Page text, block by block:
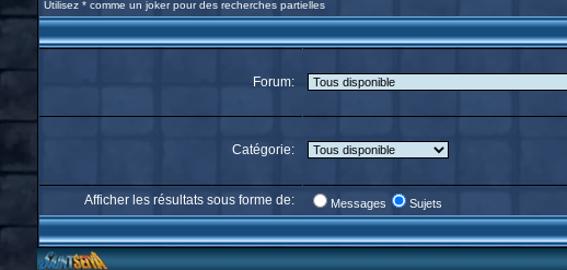
Utilisez * comme un joker pour des recherches partielles
Forum:
Catégorie:
Afficher les résultats sous forme de: Messages Sujets